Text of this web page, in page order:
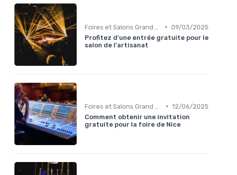
• 09/03/2025
Profitez d'une entrée gratuite pour le
salon de l'artisanat
• 12/06/2025
Comment obtenir une invitation
gratuite pour la foire de Nice